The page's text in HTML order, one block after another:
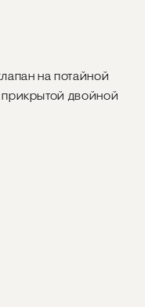
на потайной
прикрытой двойной